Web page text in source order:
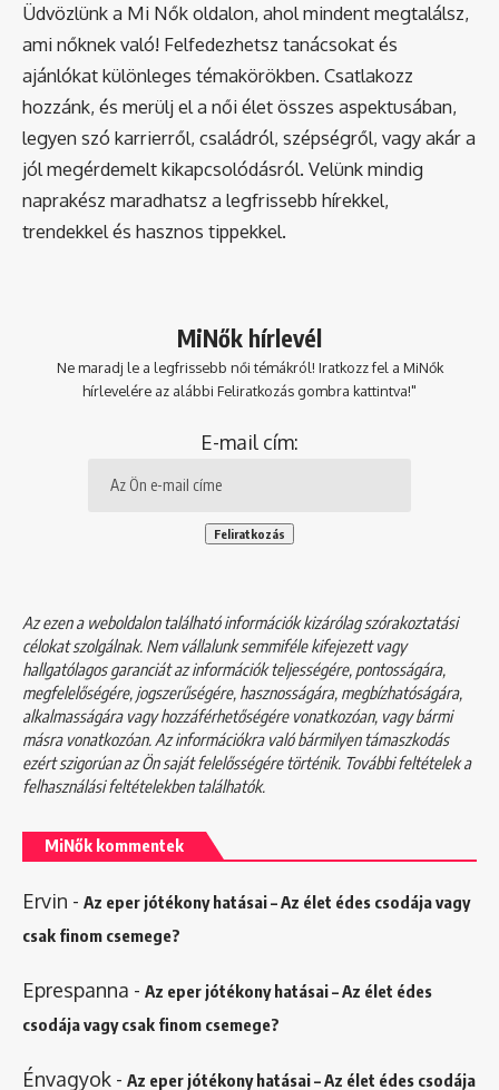
Üdvözlünk a Mi Nők oldalon, ahol mindent megtalálsz,
ami nőknek való! Felfedezhetsz tanácsokat és
ajánlókat különleges témakörökben. Csatlakozz
hozzánk, és merülj el a női élet összes aspektusában,
legyen szó karrierről, családról, szépségről, vagy akár a
jól megérdemelt kikapcsolódásról. Velünk mindig
naprakész maradhatsz a legfrissebb hírekkel,
trendekkel és hasznos tippekkel.
MiNők hírlevél
Ne maradj le a legfrissebb női témákról! Iratkozz fel a MiNők
hírlevelére az alábbi Feliratkozás gombra kattintva!"
E-mail cím:
Az ezen a weboldalon található információk kizárólag szórakoztatási
célokat szolgálnak. Nem vállalunk semmiféle kifejezett vagy
hallgatólagos garanciát az információk teljességére, pontosságára,
megfelelőségére, jogszerűségére, hasznosságára, megbízhatóságára,
alkalmasságára vagy hozzáférhetőségére vonatkozóan, vagy bármi
másra vonatkozóan. Az információkra való bármilyen támaszkodás
ezért szigorúan az Ön saját felelősségére történik. További feltételek a
felhasználási feltételekbentalálhatók.
MiNők kommentek
Ervin - Az eper jótékony hatásai – Az élet édes csodája vagy
csak finom csemege?
Eprespanna - Az eper jótékony hatásai – Az élet édes
csodája vagy csak finom csemege?
Énvagyok - Az eper jótékony hatásai – Az élet édes csodája